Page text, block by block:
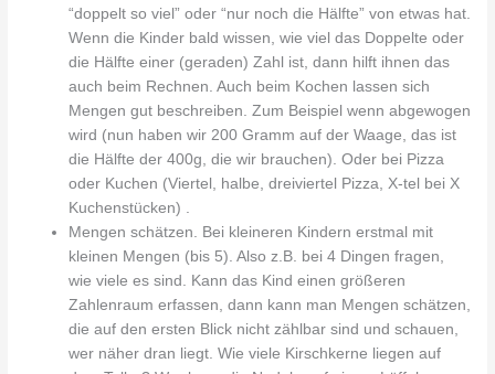
“doppelt so viel” oder “nur noch die Hälfte” von etwas hat.
Wenn die Kinder bald wissen, wie viel das Doppelte oder
die Hälfte einer (geraden) Zahl ist, dann hilft ihnen das
auch beim Rechnen. Auch beim Kochen lassen sich
Mengen gut beschreiben. Zum Beispiel wenn abgewogen
wird (nun haben wir 200 Gramm auf der Waage, das ist
die Hälfte der 400g, die wir brauchen). Oder bei Pizza
oder Kuchen (Viertel, halbe, dreiviertel Pizza, X-tel bei X
Kuchenstücken) .
Mengen schätzen. Bei kleineren Kindern erstmal mit
kleinen Mengen (bis 5). Also z.B. bei 4 Dingen fragen,
wie viele es sind. Kann das Kind einen größeren
Zahlenraum erfassen, dann kann man Mengen schätzen,
die auf den ersten Blick nicht zählbar sind und schauen,
wer näher dran liegt. Wie viele Kirschkerne liegen auf